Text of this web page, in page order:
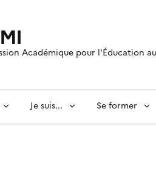
Académique pour l'Éducation
Je suis... Se former